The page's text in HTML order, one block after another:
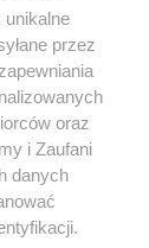
unikalne
przez
oraz
i Zaufani
danych